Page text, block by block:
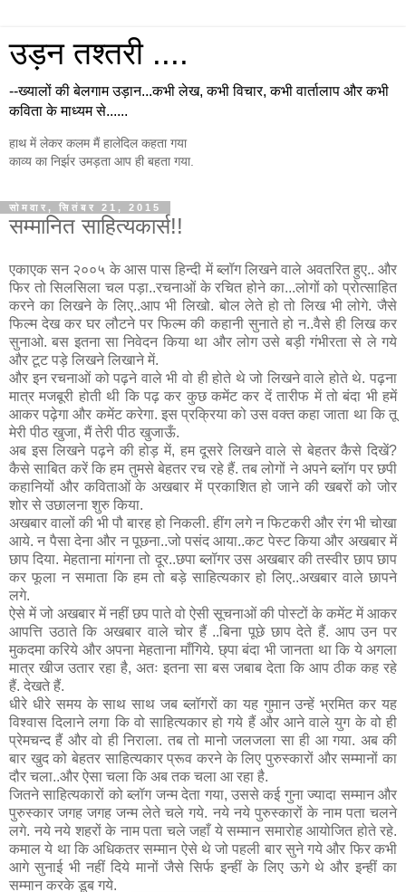
उड़न तश्तरी ....
--ख्यालों की बेलगाम उड़ान...कभी लेख, कभी विचार, कभी वार्तालाप और कभी
कविता के माध्यम से......
हाथ में लेकर कलम मैं हालेदिल कहता गया
काव्य का निर्झर उमड़ता आप ही बहता गया.
सोमवार, सितंबर 21, 2015
सम्मानित साहित्यकार्स!!
एकाएक सन २००५ के आस पास हिन्दी में ब्लॉग लिखने वाले अवतरित हुए.. और
फिर तो सिलसिला चल पड़ा..रचनाओं के रचित होने का...लोगों को प्रोत्साहित
करने का लिखने के लिए..आप भी लिखो. बोल लेते हो तो लिख भी लोगे. जैसे
फिल्म देख कर घर लौटने पर फिल्म की कहानी सुनाते हो न..वैसे ही लिख कर
सुनाओ. बस इतना सा निवेदन किया था और लोग उसे बड़ी गंभीरता से ले गये
और टूट पड़े लिखने लिखाने में.
और इन रचनाओं को पढ़ने वाले भी वो ही होते थे जो लिखने वाले होते थे. पढ़ना
मात्र मजबूरी होती थी कि पढ़ कर कुछ कमेंट कर दें तारीफ में तो बंदा भी हमें
आकर पढ़ेगा और कमेंट करेगा. इस प्रक्रिया को उस वक्त कहा जाता था कि तू
मेरी पीठ खुजा, मैं तेरी पीठ खुजाऊँ.
अब इस लिखने पढ़ने की होड़ में, हम दूसरे लिखने वाले से बेहतर कैसे दिखें?
कैसे साबित करें कि हम तुमसे बेहतर रच रहे हैं. तब लोगों ने अपने ब्लॉग पर छपी
कहानियों और कविताओं के अखबार में प्रकाशित हो जाने की खबरों को जोर
शोर से उछालना शुरु किया.
अखबार वालों की भी पौ बारह हो निकली. हींग लगे न फिटकरी और रंग भी चोखा
आये. न पैसा देना और न पूछना..जो पसंद आया..कट पेस्ट किया और अखबार में
छाप दिया. मेहताना मांगना तो दूर..छपा ब्लॉगर उस अखबार की तस्वीर छाप छाप
कर फूला न समाता कि हम तो बड़े साहित्यकार हो लिए..अखबार वाले छापने
लगे.
ऐसे में जो अखबार में नहीं छप पाते वो ऐसी सूचनाओं की पोस्टों के कमेंट में आकर
आपत्ति उठाते कि अखबार वाले चोर हैं ..बिना पूछे छाप देते हैं. आप उन पर
मुकदमा करिये और अपना मेहताना माँगिये. छ्पा बंदा भी जानता था कि ये अगला
मात्र खीज उतार रहा है, अतः इतना सा बस जबाब देता कि आप ठीक कह रहे
हैं. देखते हैं.
धीरे धीरे समय के साथ साथ जब ब्लॉगरों का यह गुमान उन्हें भ्रमित कर यह
विश्वास दिलाने लगा कि वो साहित्यकार हो गये हैं और आने वाले युग के वो ही
प्रेमचन्द हैं और वो ही निराला. तब तो मानो जलजला सा ही आ गया. अब की
बार खुद को बेहतर साहित्यकार प्रूव करने के लिए पुरुस्कारों और सम्मानों का
दौर चला..और ऐसा चला कि अब तक चला आ रहा है.
जितने साहित्यकारों को ब्लॉग जन्म देता गया, उससे कई गुना ज्यादा सम्मान और
पुरुस्कार जगह जगह जन्म लेते चले गये. नये नये पुरुस्कारों के नाम पता चलने
लगे. नये नये शहरों के नाम पता चले जहाँ ये सम्मान समारोह आयोजित होते रहे.
कमाल ये था कि अधिकतर सम्मान ऐसे थे जो पहली बार सुने गये और फिर कभी
आगे सुनाई भी नहीं दिये मानों जैसे सिर्फ इन्हीं के लिए ऊगे थे और इन्हीं का
सम्मान करके डूब गये.